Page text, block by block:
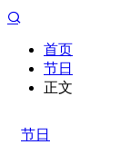
首页
节日
正文
节日